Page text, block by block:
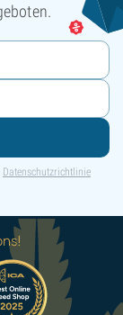
Datenschutzrichtlinie